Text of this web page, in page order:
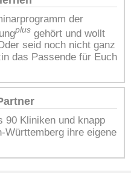
der
plusgehört und wollt
seid noch nicht ganz
das Passende für Euch
90 Kliniken und knapp
Württemberg ihre eigene